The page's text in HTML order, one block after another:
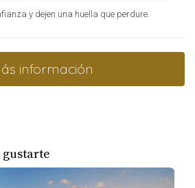
y dejen una huella que perdure.
información